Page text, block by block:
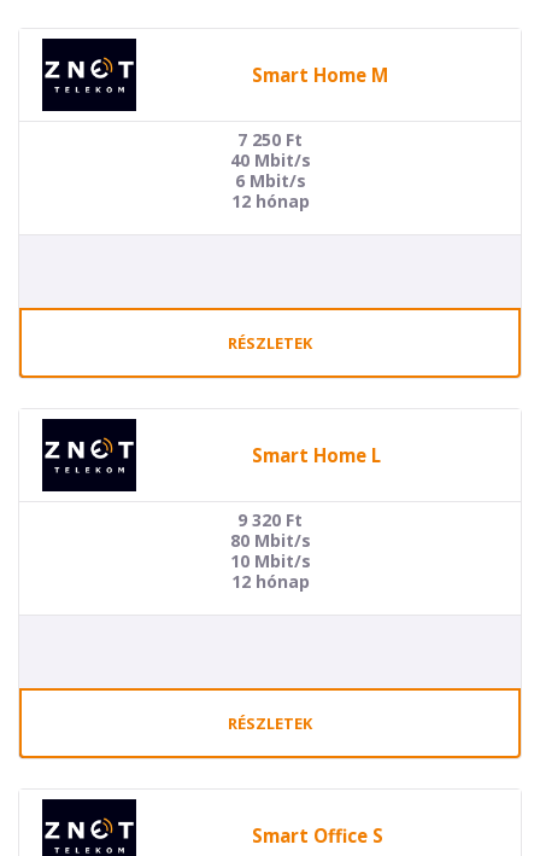
Smart Home M
7 250 Ft
40 Mbit/s
6 Mbit/s
12 hónap
RÉSZLETEK
Smart Home L
9 320 Ft
80 Mbit/s
10 Mbit/s
12 hónap
RÉSZLETEK
Smart Office S